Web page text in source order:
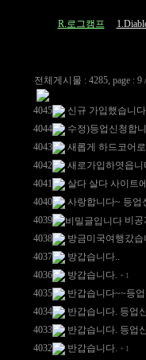
R.로그캠프
전체게시물 : 4285, page : 9
4045
신규 가입했습니
4044
수정)등업신청합
4043 새롭게 하드코어
4042
새로가입하엿읍
4041
살다 살다 사이트
4040 사랑합니다~ 등업
4039 비
4038 방금미국여행갔
4037
방갑습니다..
4036
방갑습니다. + 1
4035 반갑습니다~~등
4034 반갑습니다. 등업
4033 반갑습니다. 등업
4032 반갑습니다. + 1